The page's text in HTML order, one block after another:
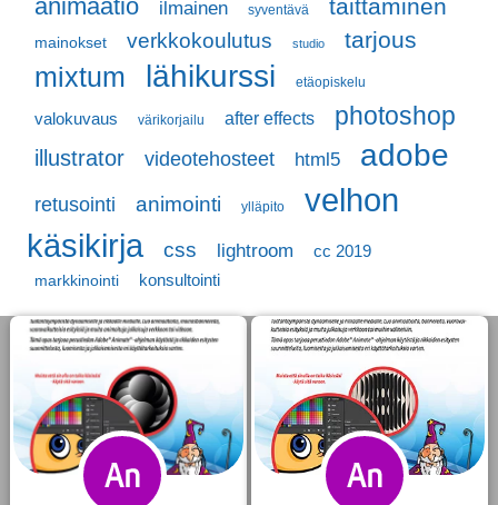
animaatio ilmainen syventävä taittaminen
mainokset verkkokoulutus studio tarjous
mixtum lähikurssi etäopiskelu
valokuvaus värikorjailu after effects photoshop
illustrator videotehosteet html5 adobe
retusointi animointi ylläpito
velhon
käsikirja
css lightroom cc 2019
markkinointi konsultointi